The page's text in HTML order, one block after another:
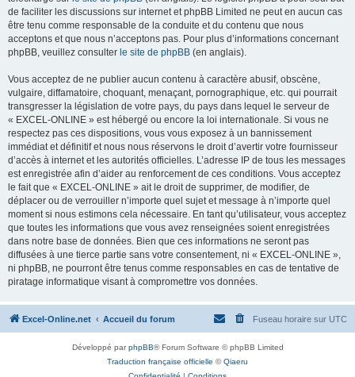
de faciliter les discussions sur internet et phpBB Limited ne peut en aucun cas
être tenu comme responsable de la conduite et du contenu que nous
acceptons et que nous n’acceptons pas. Pour plus d’informations concernant
phpBB, veuillez consulter le site de phpBB (en anglais).
Vous acceptez de ne publier aucun contenu à caractère abusif, obscène,
vulgaire, diffamatoire, choquant, menaçant, pornographique, etc. qui pourrait
transgresser la législation de votre pays, du pays dans lequel le serveur de
« EXCEL-ONLINE » est hébergé ou encore la loi internationale. Si vous ne
respectez pas ces dispositions, vous vous exposez à un bannissement
immédiat et définitif et nous nous réservons le droit d’avertir votre fournisseur
d’accès à internet et les autorités officielles. L’adresse IP de tous les messages
est enregistrée afin d’aider au renforcement de ces conditions. Vous acceptez
le fait que « EXCEL-ONLINE » ait le droit de supprimer, de modifier, de
déplacer ou de verrouiller n’importe quel sujet et message à n’importe quel
moment si nous estimons cela nécessaire. En tant qu’utilisateur, vous acceptez
que toutes les informations que vous avez renseignées soient enregistrées
dans notre base de données. Bien que ces informations ne seront pas
diffusées à une tierce partie sans votre consentement, ni « EXCEL-ONLINE »,
ni phpBB, ne pourront être tenus comme responsables en cas de tentative de
piratage informatique visant à compromettre vos données.
Excel-Online.net Accueil du forum Fuseau horaire sur UTC
Développé parphpBB® Forum Software © phpBB Limited
Traduction française officielle ©Qiaeru